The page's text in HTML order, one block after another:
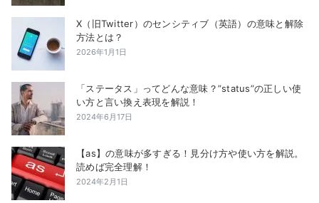
X（旧Twitter）のセンシティブ（英語）の意味と解除
方法とは？
2026年1月1日
「ステータス」ってどんな意味？”status”の正しい使
い方と言い換え表現を解説！
2024年6月17日
【as】の意味が多すぎる！見分け方や使い方を解説。
読めば完全理解！
2024年2月1日